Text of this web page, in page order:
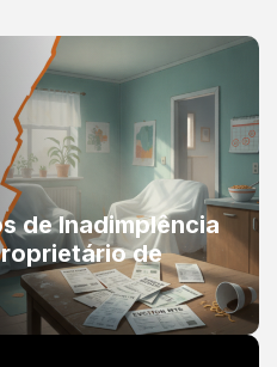
de Inadimplência
de